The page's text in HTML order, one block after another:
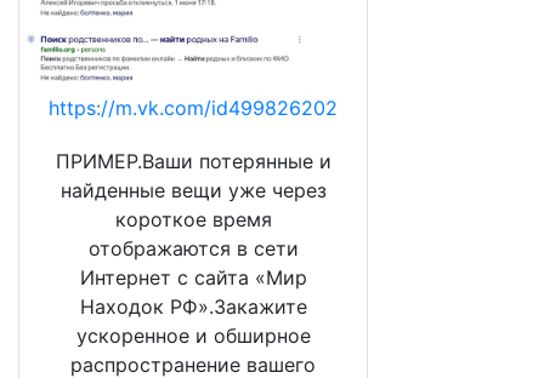
https://m.vk.com/id499826202
ПРИМЕР.Ваши потерянные и
найденные вещи уже через
короткое время
отображаются в сети
Интернет с сайта «Мир
Находок РФ».Закажите
ускоренное и обширное
распространение вашего